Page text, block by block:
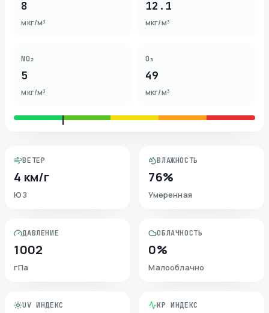
8
мкг/м³
12.1
мкг/м³
NO₂
5
мкг/м³
O₃
49
мкг/м³
ВЕТЕР
4 км/г
ЮЗ
ВЛАЖНОСТЬ
76%
Умеренная
ДАВЛЕНИЕ
1002
гПа
ОБЛАЧНОСТЬ
0%
Малооблачно
UV ИНДЕКС KP ИНДЕКС